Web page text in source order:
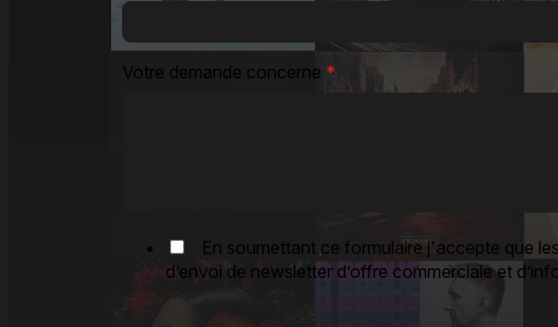
Votre demande concerne *
En soumettant ce formulaire j'accepte que
d’envoi de newsletter d’offre commerciale et